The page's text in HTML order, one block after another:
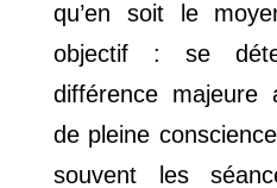
qu’en soit le
objectif : se
différence majeure
de pleine
souvent les